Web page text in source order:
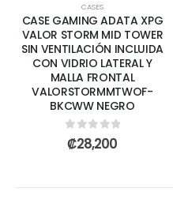
CASES
CASE GAMING ADATA XPG
VALOR STORM MID TOWER
SIN VENTILACIÓN INCLUIDA
CON VIDRIO LATERAL Y
MALLA FRONTAL
VALORSTORMMTWOF-
BKCWW NEGRO
0out of 5
₡28,200